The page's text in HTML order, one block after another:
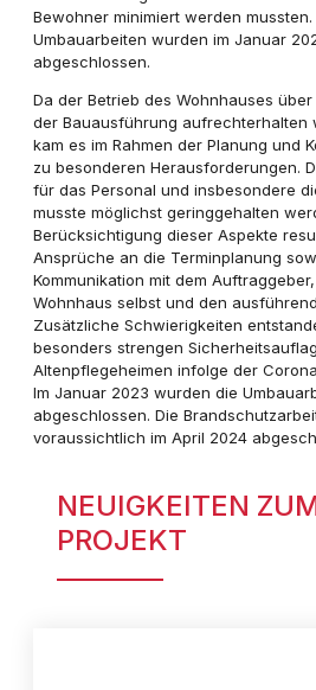
Bewohner minimiert werden mussten.
Umbauarbeiten wurden im Januar
abgeschlossen.
Da der Betrieb des Wohnhauses
der Bauausführung aufrechterhalten
kam es im Rahmen der Planung und
zu besonderen Herausforderungen.
für das Personal und insbesondere
musste möglichst geringgehalten
Berücksichtigung dieser Aspekte
Ansprüche an die Terminplanung
Kommunikation mit dem
Wohnhaus selbst und den
Zusätzliche Schwierigkeiten
besonders strengen
Altenpflegeheimen infolge der
Im Januar 2023 wurden die
abgeschlossen. Die
voraussichtlich im April 2024
NEUIGKEITEN
PROJEKT